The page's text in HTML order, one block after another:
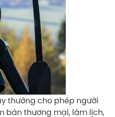
thường cho phép người
bán thương mại, làm lịch,